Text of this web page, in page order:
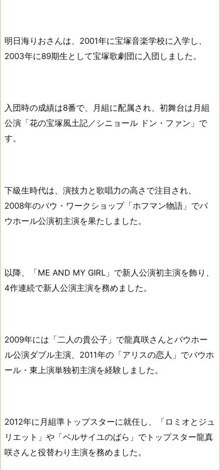
明日海りおさんは、2001年に宝塚音楽学校に入学し、
2003年に89期生として宝塚歌劇団に入団しました。
入団時の成績は8番で、月組に配属され、初舞台は月組
公演「花の宝塚風土記／シニョール ドン・ファン」で
す。
下級生時代は、演技力と歌唱力の高さで注目され、
2008年のバウ・ワークショップ「ホフマン物語」でバ
ウホール公演初主演を果たしました。
以降、「ME AND MY GIRL」で新人公演初主演を飾り、
4作連続で新人公演主演を務めました。
2009年には「二人の貴公子」で龍真咲さんとバウホー
ル公演ダブル主演、2011年の「アリスの恋人」でバウホ
ール・東上演単独初主演を経験しました。
2012年に月組準トップスターに就任し、「ロミオとジュ
リエット」や「ベルサイユのばら」でトップスター龍真
咲さんと役替わり主演を務めました。